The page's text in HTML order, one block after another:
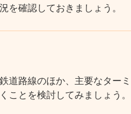
を確認しておきましょう。
路線のほか、主要なター
ことを検討してみましょう。